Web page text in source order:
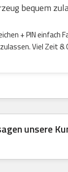
bequem
+ PIN einfach
Viel Zeit &
unsere